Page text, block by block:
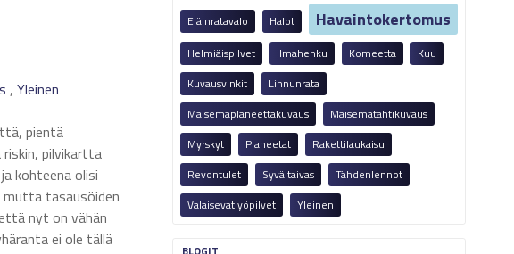
Eläinratavalo Halot Havaintokertomus
Helmiäispilvet Ilmahehku Komeetta
Kuu
Kuvausvinkit
Linnunrata
Maisemaplaneettakuvaus
Maisematähtikuvaus
Myrskyt
Planeetat
Rakettilaukaisu
Revontulet
Syvä taivas
Tähdenlennot
Valaisevat yöpilvet
Yleinen
, Yleinen
pientä
pilvikartta
kohteena olisi
mutta tasausöiden
nyt on vähän
ei ole tällä